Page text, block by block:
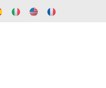
ES ESSO